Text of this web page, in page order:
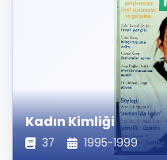
Kadın Kimliği
37 1995-1999